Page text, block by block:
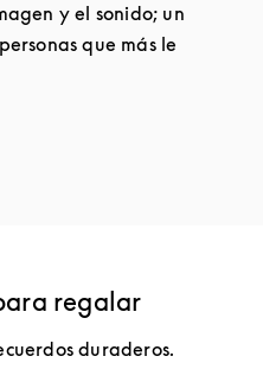
y el sonido; un
que más le
regalar
duraderos.